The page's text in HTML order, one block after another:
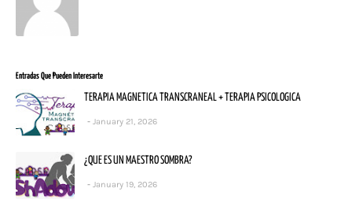
Entradas Que Pueden Interesarte
TERAPIA MAGNETICA TRANSCRANEAL + TERAPIA PSICOLOGICA
January 21, 2026
¿QUE ES UN MAESTRO SOMBRA?
January 19, 2026